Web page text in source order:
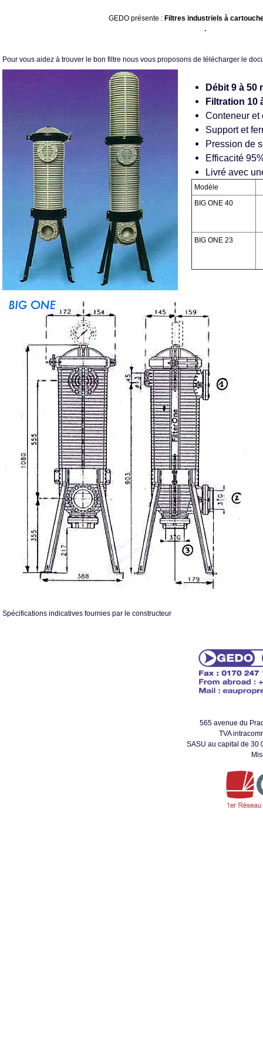
GEDO présente : Filtres industriels à
.
Pour vous aidez à trouver le bon filtre nous vous proposons de télécharger le
Débit 9 à 50
Filtration 10
Conteneur et
Support et
Pression de
Efficacité
Livré avec
Modèle
BIG ONE 40
BIG ONE 23
Spécifications indicatives fournies par le constructeur
565 avenue du
TVA
SASU au capital de 30